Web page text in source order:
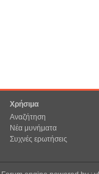
Χρήσιμα
Αναζήτηση
Νέα μυνήματα
Συχνές ερωτήσεις